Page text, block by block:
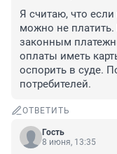
Я считаю, что
можно не
законным
оплаты иметь
оспорить в суде.
потребителей.
ОТВЕТИТЬ
Гость
8 июня, 13:35